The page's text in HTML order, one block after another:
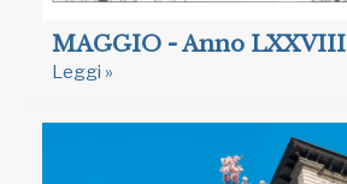
MAGGIO - Anno LXXVIII
Leggi »